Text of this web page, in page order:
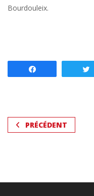
Bourdouleix.
PRÉCÉDENT